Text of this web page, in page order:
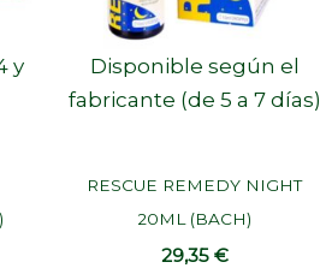
y
Disponible según el
fabricante (de 5 a 7 días)
RESCUE REMEDY NIGHT
20ML (BACH)
29,35 €